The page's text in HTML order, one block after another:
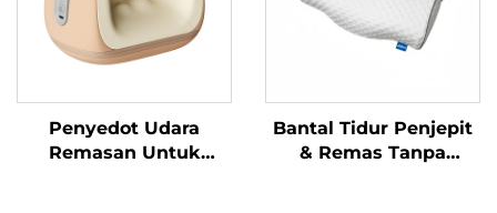
Penyedot Udara
Remasan Untuk
Bantal Tidur Penjepit
& Remas Tanpa